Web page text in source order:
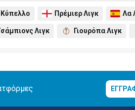
Κύπελλο Πρέμιερ Λιγκ Λα
Λιγκ Γιουρόπα Λιγκ